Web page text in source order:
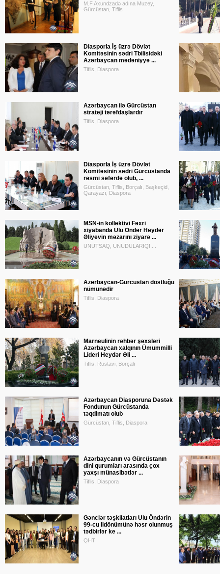
M.F.Axundzadə adına Muzey,
Gürcüstan, Tiflis
Diasporla İş üzrə Dövlət
Komitəsinin sədri Tbilisidəki
Azərbaycan mədəniyyə ...
Tiflis, Diaspora
Azərbaycan ilə Gürcüstan
strateji tərəfdaşlardır
Tiflis, Diaspora
Diasporla İş üzrə Dövlət
Komitəsinin sədri Gürcüstanda
rəsmi səfərdə olub, ...
Gürcüstan, Tiflis, Borçalı, Başkeçid,
Qarayazı, Diaspora
MSN-in kollektivi Fəxri
xiyabanda Ulu Öndər Heydər
Əliyevin məzarını ziyarə ...
UNUTSAQ, UNUDULARIQ!....
Azərbaycan-Gürcüstan dostluğu
nümunədir
Tiflis, Diaspora
Marneulinin rəhbər şəxsləri
Azərbaycan xalqının Ümummilli
Lideri Heydər Əli ...
Tiflis, Rustavi, Borçalı
Azərbaycan Diasporuna Dəstək
Fondunun Gürcüstanda
təqdimatı olub
Gürcüstan, Tiflis, Diaspora
Azərbaycanın və Gürcüstanın
dini qurumları arasında çox
yaxşı münasibətlər ...
Tiflis, Diaspora
Gənclər təşkilatları Ulu Öndərin
99-cu ildönümünə həsr olunmuş
tədbirlər ke ...
QHT